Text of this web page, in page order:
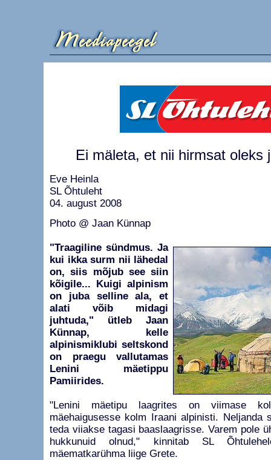
Ei mäleta, et nii hirmsat oleks
Eve Heinla
SL Õhtuleht
04. august 2008
Photo @ Jaan Künnap
"Traagiline sündmus. Ja
kui ikka surm nii lähedal
on, siis mõjub see siin
kõigile... Kuigi alpinism
on juba selline ala, et
alati võib midagi
juhtuda," ütleb Jaan
Künnap, kelle
alpinismiklubi seltskond
on praegu vallutamas
Lenini mäetippu
Pamiirides.
"Lenini mäetipu laagrites on viimase
mäehaigusesse kolm Iraani alpinisti. Neljanda
teda viiakse tagasi baaslaagrisse. Varem pole
hukkunuid olnud," kinnitab SL
mäematkarühma liige Grete.